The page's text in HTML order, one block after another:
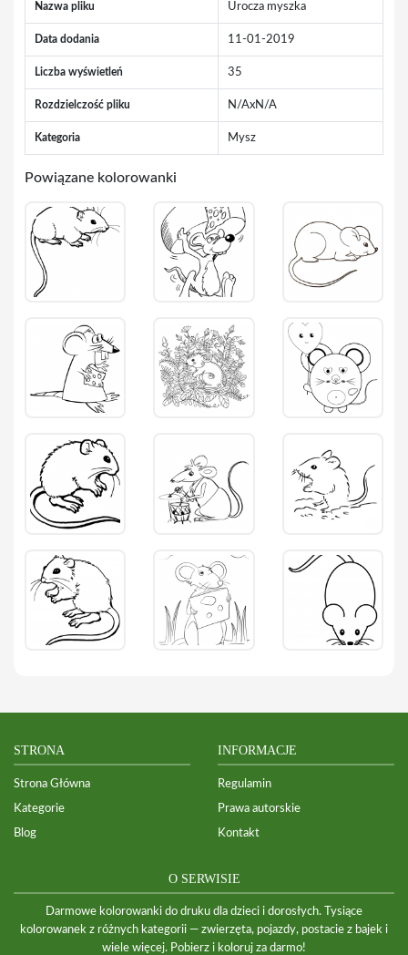
Nazwa pliku Urocza myszka
Data dodania 11-01-2019
Liczba wyświetleń 35
Rozdzielczość pliku N/AxN/A
Kategoria Mysz
Powiązane kolorowanki
STRONA
Strona Główna
Kategorie
Blog
INFORMACJE
Regulamin
Prawa autorskie
Kontakt
O SERWISIE
Darmowe kolorowanki do druku dla dzieci i dorosłych. Tysiące
kolorowanek z różnych kategorii — zwierzęta, pojazdy, postacie z bajek i
wiele więcej. Pobierz i koloruj za darmo!